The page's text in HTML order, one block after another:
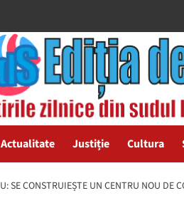
Actualitate Justiție Cultura
SE CONSTRUIEȘTE UN CENTRU NOU DE